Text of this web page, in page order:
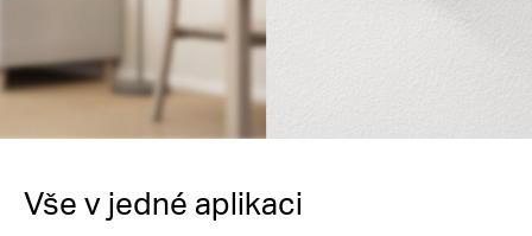
Vše v jedné aplikaci